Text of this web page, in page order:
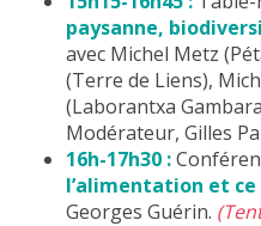
paysanne,
avec Michel Metz
(Terre de Liens),
(Laborantxa
Modérateur, Gilles
16h-17h30 :
l’alimentation et
Georges Guérin.